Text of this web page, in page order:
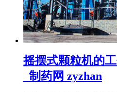
摇摆式颗粒机的
_制药网 zyzhan